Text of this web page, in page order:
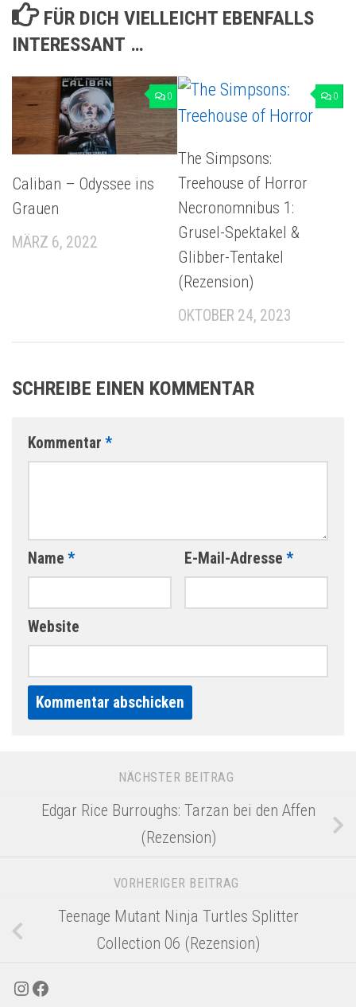
FÜR DICH VIELLEICHT EBENFALLS
INTERESSANT …
0
Caliban – Odyssee ins
Grauen
MÄRZ 6, 2022
0
The Simpsons:
Treehouse of Horror
Necronomnibus 1:
Grusel-Spektakel &
Glibber-Tentakel
(Rezension)
OKTOBER 24, 2023
SCHREIBE EINEN KOMMENTAR
Kommentar *
Name * E-Mail-Adresse *
Website
NÄCHSTER BEITRAG
Edgar Rice Burroughs: Tarzan bei den Affen
(Rezension)
VORHERIGER BEITRAG
Teenage Mutant Ninja Turtles Splitter
Collection 06 (Rezension)
Instagram
Facebook